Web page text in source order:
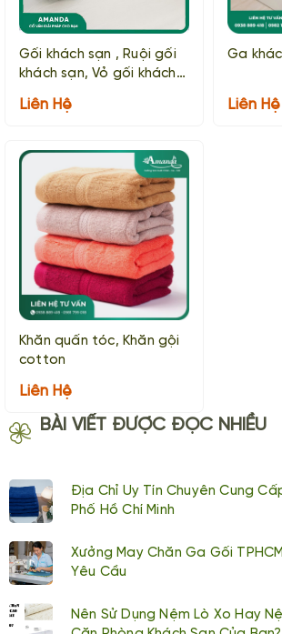
Gối khách sạn , Ruội gối
khách sạn, Vỏ gối khách
Liên Hệ
Ga
Liên Hệ
Khăn quấn tóc, Khăn gội
cotton
Liên Hệ
BÀI VIẾT ĐƯỢC ĐỌC NHIỀU
Địa Chỉ Uy Tín Chuyên Cung
Phố Hồ Chí Minh
Xưởng May Chăn Ga Gối
Yêu Cầu
Nên Sử Dụng Nệm Lò Xo Hay